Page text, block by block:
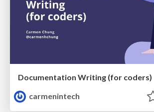
Documentation Writing (for coders)
carmenintech